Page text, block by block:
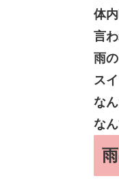
体
言
雨
ス
な
な